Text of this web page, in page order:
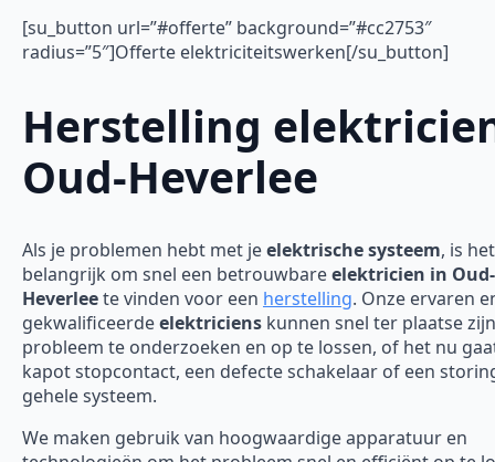
[su_button url=”#offerte” background=”#cc2753″
radius=”5″]Offerte elektriciteitswerken[/su_button]
Herstelling
Oud-Heverlee
Als je problemen hebt met jeelektrische systeem, is het
belangrijk om snel een betrouwbareelektricien in Oud-
Heverleete vinden voor een herstelling. Onze ervaren
gekwalificeerdeelektriciens kunnen snel ter plaatse
probleem te onderzoeken en op te lossen, of het nu
kapot stopcontact, een defecte schakelaar of een
gehele systeem.
We maken gebruik van hoogwaardige apparatuur en